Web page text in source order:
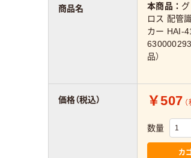
本商品：
ロス 配管
カー HAI-
品）
￥507
数量
カ
商品名
価格（税込）